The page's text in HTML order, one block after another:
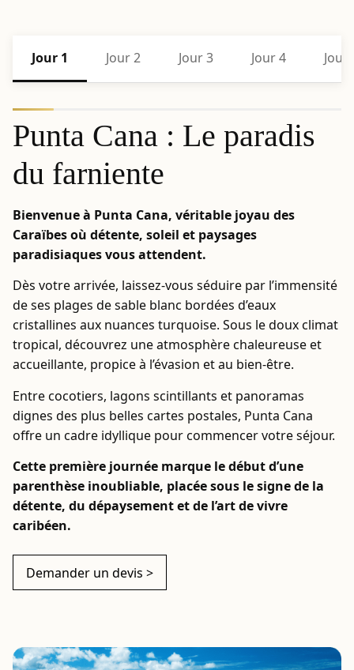
Jour 1 Jour 2 Jour 3 Jour 4 Jour
Punta Cana : Le paradis
du farniente
Bienvenue à Punta Cana, véritable joyau des
Caraïbes où détente, soleil et paysages
paradisiaques vous attendent.
Dès votre arrivée, laissez-vous séduire par l’immensité
de ses plages de sable blanc bordées d’eaux
cristallines aux nuances turquoise. Sous le doux climat
tropical, découvrez une atmosphère chaleureuse et
accueillante, propice à l’évasion et au bien-être.
Entre cocotiers, lagons scintillants et panoramas
dignes des plus belles cartes postales, Punta Cana
offre un cadre idyllique pour commencer votre séjour.
Cette première journée marque le début d’une
parenthèse inoubliable, placée sous le signe de la
détente, du dépaysement et de l’art de vivre
caribéen.
Demander un devis >